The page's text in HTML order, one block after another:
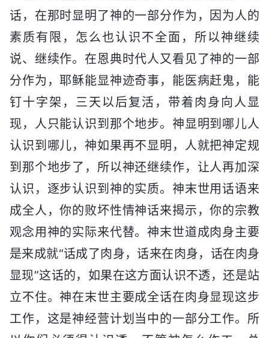
话，在那时显明了神的一部分作为，因为人的
素质有限，怎么也认识不全面，所以神继续
说、继续作。在恩典时代人又看见了神的一部
分作为，耶稣能显神迹奇事，能医病赶鬼，能
钉十字架，三天以后复活，带着肉身向人显
现，人只能认识到那个地步。神显明到哪儿人
认识到哪儿，神如果再不显明，人就把神定规
到那个地步了，所以神还继续作，让人再加深
认识，逐步认识到神的实质。神末世用话语来
成全人，你的败坏性情神话来揭示，你的宗教
观念用神的实际来代替。神末世道成肉身主要
是来成就“话成了肉身，话来在肉身，话在肉身
显现”这话的，如果在这方面认识不透，还是站
立不住。神在末世主要成全话在肉身显现这步
工作，这是神经营计划当中的一部分工作。所